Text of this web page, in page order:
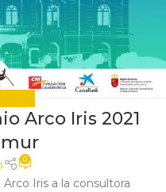
Arco Iris 2021
0
Iris a la consultora